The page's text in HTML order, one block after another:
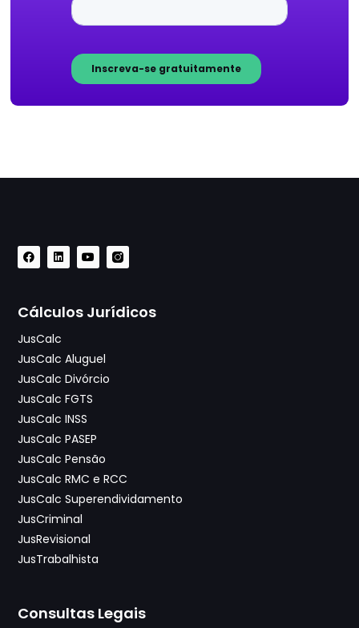
Cálculos Jurídicos
JusCalc
JusCalc Aluguel
JusCalc Divórcio
JusCalc FGTS
JusCalc INSS
JusCalc PASEP
JusCalc Pensão
JusCalc RMC e RCC
JusCalc Superendividamento
JusCriminal
JusRevisional
JusTrabalhista
Consultas Legais